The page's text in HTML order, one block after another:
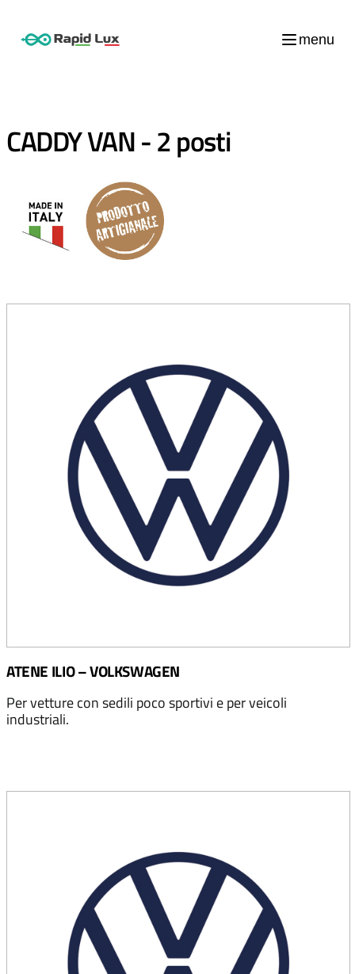
menu
CADDY VAN - 2 posti
ATENE ILIO – VOLKSWAGEN
Per vetture con sedili poco sportivi e per veicoli
industriali.